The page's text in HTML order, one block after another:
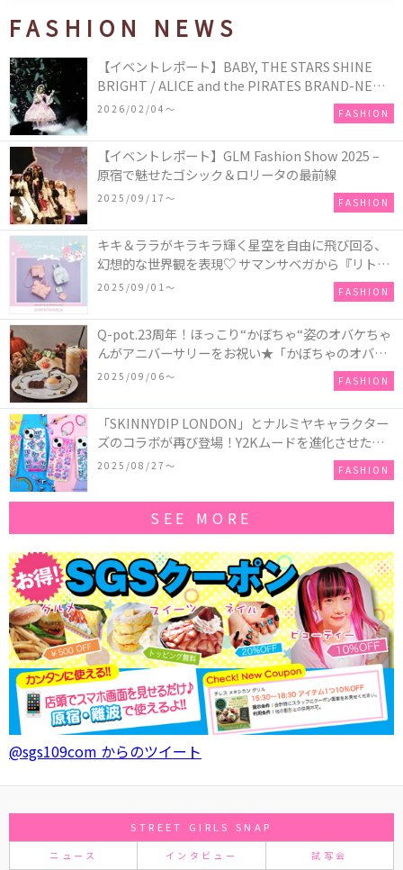
FASHION NEWS
【イベントレポート】BABY, THE STARS SHINE
BRIGHT / ALICE and the PIRATES BRAND-NEW
COLLECTION in TOKYO
2026/02/04〜 FASHION
【イベントレポート】GLM Fashion Show 2025 –
原宿で魅せたゴシック＆ロリータの最前線
2025/09/17〜 FASHION
キキ＆ララがキラキラ輝く星空を自由に飛び回る、
幻想的な世界観を表現♡ サマンサベガから『リトル
ツインスターズ』50周年アニバーサリーイヤー』を
2025/09/01〜 FASHION
Q-pot.23周年！ほっこり“かぼちゃ“姿のオバケちゃ
んがアニバーサリーをお祝い★「かぼちゃのオバケ
ーキアクセサリー」が新発売！Q-pot CAFE.では
「かぼちゃのオバケーキプレート」も登場
2025/09/06〜 FASHION
「SKINNYDIP LONDON」とナルミヤキャラクター
ズのコラボが再び登場！Y2Kムードを進化させた新
作コレクションを発売♪
2025/08/27〜 FASHION
SEE MORE
@sgs109com からのツイート
STREET GIRLS SNAP
ニュース インタビュー 試写会